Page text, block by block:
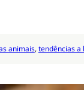
animais, tendências a